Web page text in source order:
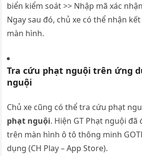
biển kiểm soát >> Nhập mã xác
Ngay sau đó, chủ xe có thể nhận
màn hình.
Tra cứu phạt nguội trên ứng
nguội
Chủ xe cũng có thể tra cứu phạt
phạt nguội. Hiện GT Phạt nguội
trên màn hình ô tô thông minh
dụng (CH Play – App Store).